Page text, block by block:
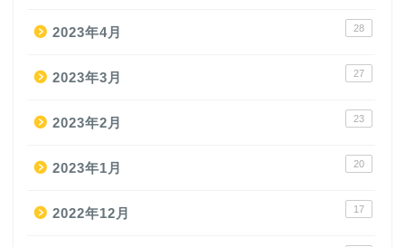
2023年4月 28
2023年3月 27
2023年2月 23
2023年1月 20
2022年12月 17